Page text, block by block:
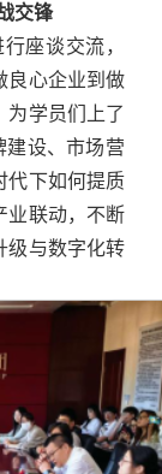
交锋
座谈交流，
良心企业到做
为学员们上了
建设、市场营
代下如何提质
业联动，不断
级与数字化转